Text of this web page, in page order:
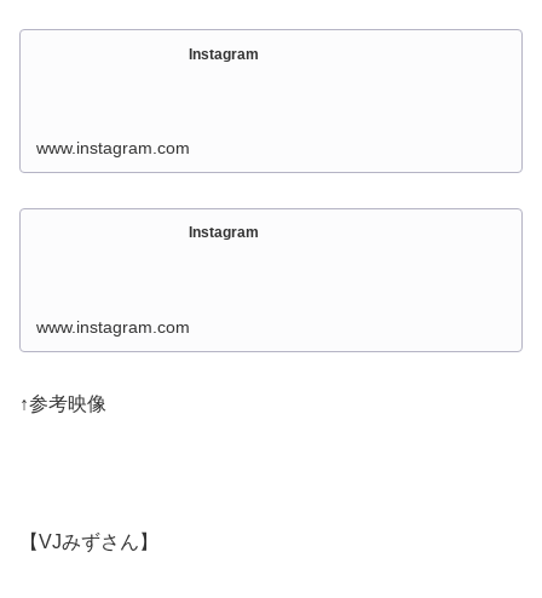
Instagram
www.instagram.com
Instagram
www.instagram.com
↑参考映像
【VJみずさん】